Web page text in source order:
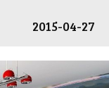
2015-04-27